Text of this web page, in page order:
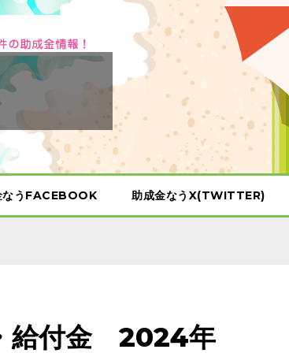
なうFACEBOOK 助成金なうX(TWITTER)
給付金 2024年